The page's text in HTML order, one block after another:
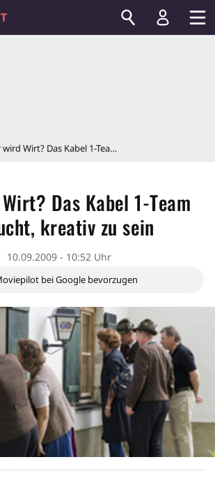
Wer wird Wirt? Das Kabel 1-Team versucht, kreativ zu sein
Das Kabel 1-Team
kreativ zu sein
10.09.2009 - 10:52 Uhr
bei Google bevorzugen